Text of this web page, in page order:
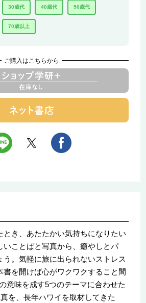
30歳代 40歳代 50歳代
70歳以上
ご購入はこちらから
とき、あたたかい気持ちになりたい
いことばと写真から、癒やしとパ
う。気軽に旅に出られないストレス
書を開けば心がワクワクすること間
意味を成す5つのテーマに合わせた
を、長年ハワイを取材してきた